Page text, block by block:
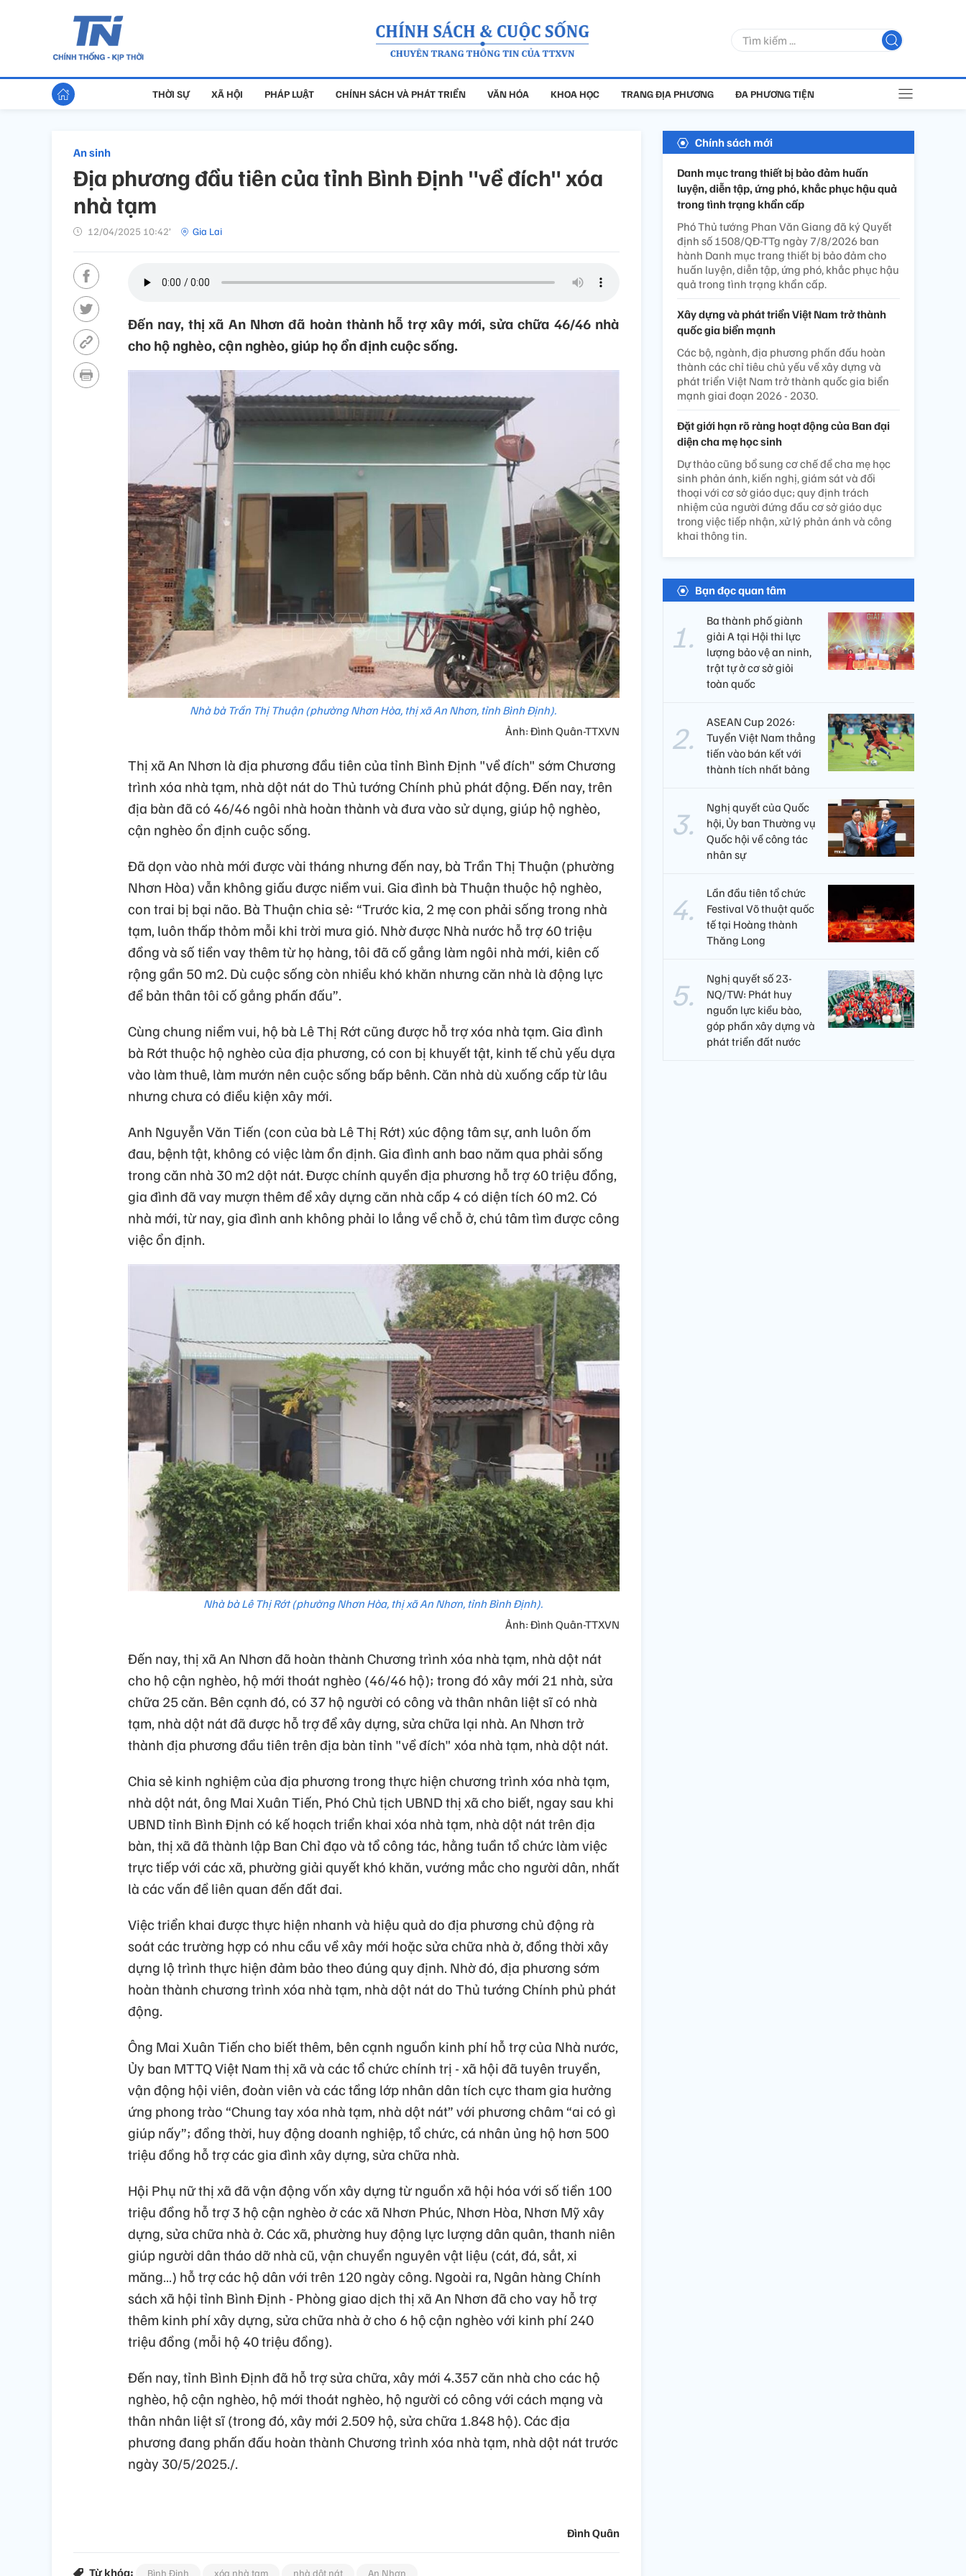
THỜI SỰ XÃ HỘI PHÁP LUẬT CHÍNH SÁCH VÀ PHÁT TRIỂN VĂN HÓA KHOA HỌC TRANG ĐỊA PHƯƠNG ĐA PHƯƠNG TIỆN
An sinh
Địa phương đầu tiên của tỉnh Bình Định "về đích" xóa
nhà tạm
12/04/2025 10:42’ Gia Lai
Đến nay, thị xã An Nhơn đã hoàn thành hỗ trợ xây mới, sửa chữa 46/46 nhà
cho hộ nghèo, cận nghèo, giúp họ ổn định cuộc sống.
Nhà bà Trần Thị Thuận (phường Nhơn Hòa, thị xã An Nhơn, tỉnh Bình Định).
Ảnh: Đình Quân-TTXVN
Thị xã An Nhơn là địa phương đầu tiên của tỉnh Bình Định "về đích" sớm Chương
trình xóa nhà tạm, nhà dột nát do Thủ tướng Chính phủ phát động. Đến nay, trên
địa bàn đã có 46/46 ngôi nhà hoàn thành và đưa vào sử dụng, giúp hộ nghèo,
cận nghèo ổn định cuộc sống.
Đã dọn vào nhà mới được vài tháng nhưng đến nay, bà Trần Thị Thuận (phường
Nhơn Hòa) vẫn không giấu được niềm vui. Gia đình bà Thuận thuộc hộ nghèo,
con trai bị bại não. Bà Thuận chia sẻ: “Trước kia, 2 mẹ con phải sống trong nhà
tạm, luôn thấp thỏm mỗi khi trời mưa gió. Nhờ được Nhà nước hỗ trợ 60 triệu
đồng và số tiền vay thêm từ họ hàng, tôi đã cố gắng làm ngôi nhà mới, kiên cố
rộng gần 50 m2. Dù cuộc sống còn nhiều khó khăn nhưng căn nhà là động lực
để bản thân tôi cố gắng phấn đấu”.
Cùng chung niềm vui, hộ bà Lê Thị Rớt cũng được hỗ trợ xóa nhà tạm. Gia đình
bà Rớt thuộc hộ nghèo của địa phương, có con bị khuyết tật, kinh tế chủ yếu dựa
vào làm thuê, làm mướn nên cuộc sống bấp bênh. Căn nhà dù xuống cấp từ lâu
nhưng chưa có điều kiện xây mới.
Anh Nguyễn Văn Tiến (con của bà Lê Thị Rớt) xúc động tâm sự, anh luôn ốm
đau, bệnh tật, không có việc làm ổn định. Gia đình anh bao năm qua phải sống
trong căn nhà 30 m2 dột nát. Được chính quyền địa phương hỗ trợ 60 triệu đồng,
gia đình đã vay mượn thêm để xây dựng căn nhà cấp 4 có diện tích 60 m2. Có
nhà mới, từ nay, gia đình anh không phải lo lắng về chỗ ở, chú tâm tìm được công
việc ổn định.
Nhà bà Lê Thị Rớt (phường Nhơn Hòa, thị xã An Nhơn, tỉnh Bình Định).
Ảnh: Đình Quân-TTXVN
Đến nay, thị xã An Nhơn đã hoàn thành Chương trình xóa nhà tạm, nhà dột nát
cho hộ cận nghèo, hộ mới thoát nghèo (46/46 hộ); trong đó xây mới 21 nhà, sửa
chữa 25 căn. Bên cạnh đó, có 37 hộ người có công và thân nhân liệt sĩ có nhà
tạm, nhà dột nát đã được hỗ trợ để xây dựng, sửa chữa lại nhà. An Nhơn trở
thành địa phương đầu tiên trên địa bàn tỉnh "về đích" xóa nhà tạm, nhà dột nát.
Chia sẻ kinh nghiệm của địa phương trong thực hiện chương trình xóa nhà tạm,
nhà dột nát, ông Mai Xuân Tiến, Phó Chủ tịch UBND thị xã cho biết, ngay sau khi
UBND tỉnh Bình Định có kế hoạch triển khai xóa nhà tạm, nhà dột nát trên địa
bàn, thị xã đã thành lập Ban Chỉ đạo và tổ công tác, hằng tuần tổ chức làm việc
trực tiếp với các xã, phường giải quyết khó khăn, vướng mắc cho người dân, nhất
là các vấn đề liên quan đến đất đai.
Việc triển khai được thực hiện nhanh và hiệu quả do địa phương chủ động rà
soát các trường hợp có nhu cầu về xây mới hoặc sửa chữa nhà ở, đồng thời xây
dựng lộ trình thực hiện đảm bảo theo đúng quy định. Nhờ đó, địa phương sớm
hoàn thành chương trình xóa nhà tạm, nhà dột nát do Thủ tướng Chính phủ phát
động.
Ông Mai Xuân Tiến cho biết thêm, bên cạnh nguồn kinh phí hỗ trợ của Nhà nước,
Ủy ban MTTQ Việt Nam thị xã và các tổ chức chính trị - xã hội đã tuyên truyền,
vận động hội viên, đoàn viên và các tầng lớp nhân dân tích cực tham gia hưởng
ứng phong trào “Chung tay xóa nhà tạm, nhà dột nát” với phương châm “ai có gì
giúp nấy”; đồng thời, huy động doanh nghiệp, tổ chức, cá nhân ủng hộ hơn 500
triệu đồng hỗ trợ các gia đình xây dựng, sửa chữa nhà.
Hội Phụ nữ thị xã đã vận động vốn xây dựng từ nguồn xã hội hóa với số tiền 100
triệu đồng hỗ trợ 3 hộ cận nghèo ở các xã Nhơn Phúc, Nhơn Hòa, Nhơn Mỹ xây
dựng, sửa chữa nhà ở. Các xã, phường huy động lực lượng dân quân, thanh niên
giúp người dân tháo dỡ nhà cũ, vận chuyển nguyên vật liệu (cát, đá, sắt, xi
măng…) hỗ trợ các hộ dân với trên 120 ngày công. Ngoài ra, Ngân hàng Chính
sách xã hội tỉnh Bình Định - Phòng giao dịch thị xã An Nhơn đã cho vay hỗ trợ
thêm kinh phí xây dựng, sửa chữa nhà ở cho 6 hộ cận nghèo với kinh phí 240
triệu đồng (mỗi hộ 40 triệu đồng).
Đến nay, tỉnh Bình Định đã hỗ trợ sửa chữa, xây mới 4.357 căn nhà cho các hộ
nghèo, hộ cận nghèo, hộ mới thoát nghèo, hộ người có công với cách mạng và
thân nhân liệt sĩ (trong đó, xây mới 2.509 hộ, sửa chữa 1.848 hộ). Các địa
phương đang phấn đấu hoàn thành Chương trình xóa nhà tạm, nhà dột nát trước
ngày 30/5/2025./.
Đình Quân
Từ khóa: Bình Định xóa nhà tạm nhà dột nát An Nhơn
Chính sách mới
Danh mục trang thiết bị bảo đảm huấn
luyện, diễn tập, ứng phó, khắc phục hậu quả
trong tình trạng khẩn cấp
Phó Thủ tướng Phan Văn Giang đã ký Quyết
định số 1508/QĐ-TTg ngày 7/8/2026 ban
hành Danh mục trang thiết bị bảo đảm cho
huấn luyện, diễn tập, ứng phó, khắc phục hậu
quả trong tình trạng khẩn cấp.
Xây dựng và phát triển Việt Nam trở thành
quốc gia biển mạnh
Các bộ, ngành, địa phương phấn đấu hoàn
thành các chỉ tiêu chủ yếu về xây dựng và
phát triển Việt Nam trở thành quốc gia biển
mạnh giai đoạn 2026 - 2030.
Đặt giới hạn rõ ràng hoạt động của Ban đại
diện cha mẹ học sinh
Dự thảo cũng bổ sung cơ chế để cha mẹ học
sinh phản ánh, kiến nghị, giám sát và đối
thoại với cơ sở giáo dục; quy định trách
nhiệm của người đứng đầu cơ sở giáo dục
trong việc tiếp nhận, xử lý phản ánh và công
khai thông tin.
Bạn đọc quan tâm
Ba thành phố giành
giải A tại Hội thi lực
lượng bảo vệ an ninh,
trật tự ở cơ sở giỏi
toàn quốc
ASEAN Cup 2026:
Tuyển Việt Nam thẳng
tiến vào bán kết với
thành tích nhất bảng
Nghị quyết của Quốc
hội, Ủy ban Thường vụ
Quốc hội về công tác
nhân sự
Lần đầu tiên tổ chức
Festival Võ thuật quốc
tế tại Hoàng thành
Thăng Long
Nghị quyết số 23-
NQ/TW: Phát huy
nguồn lực kiều bào,
góp phần xây dựng và
phát triển đất nước